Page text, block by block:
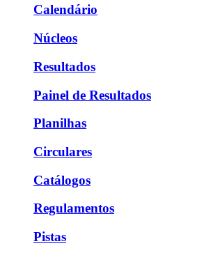
Calendário
Núcleos
Resultados
Painel de Resultados
Planilhas
Circulares
Catálogos
Regulamentos
Pistas